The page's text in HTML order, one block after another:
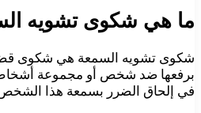
ما هي شكوى تشويه
شكوى تشويه السمعة هي شكوى
برفعها ضد شخص أو مجموعة
في إلحاق الضرر بسمعة هذا الشخص